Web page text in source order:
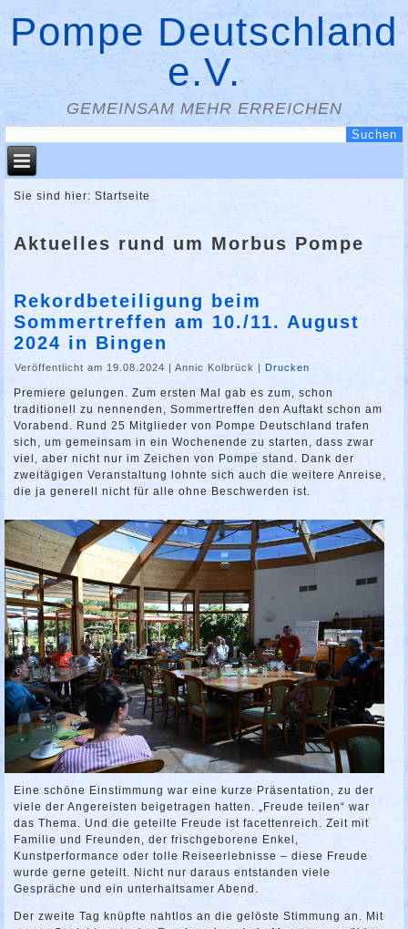
Pompe Deutschland
e.V.
GEMEINSAM MEHR ERREICHEN
Sie sind hier:Startseite
Aktuelles rund um Morbus Pompe
Rekordbeteiligung beim
Sommertreffen am 10./11. August
2024 in Bingen
Veröffentlicht am 19.08.2024 |Annic Kolbrück Drucken
Premiere gelungen. Zum ersten Mal gab es zum, schon
traditionell zu nennenden, Sommertreffen den Auftakt schon am
Vorabend. Rund 25 Mitglieder von Pompe Deutschland trafen
sich, um gemeinsam in ein Wochenende zu starten, dass zwar
viel, aber nicht nur im Zeichen von Pompe stand. Dank der
zweitägigen Veranstaltung lohnte sich auch die weitere Anreise,
die ja generell nicht für alle ohne Beschwerden ist.
Eine schöne Einstimmung war eine kurze Präsentation, zu der
viele der Angereisten beigetragen hatten. „Freude teilen“ war
das Thema. Und die geteilte Freude ist facettenreich. Zeit mit
Familie und Freunden, der frischgeborene Enkel,
Kunstperformance oder tolle Reiseerlebnisse – diese Freude
wurde gerne geteilt. Nicht nur daraus entstanden viele
Gespräche und ein unterhaltsamer Abend.
Der zweite Tag knüpfte nahtlos an die gelöste Stimmung an. Mit